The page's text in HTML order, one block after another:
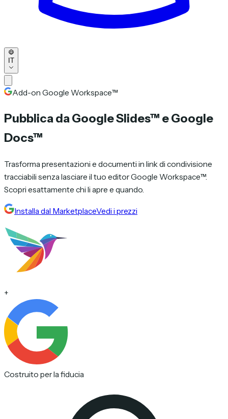
IT
Add-on Google Workspace™
Pubblica daGoogle Slides™ eGoogle
Docs™
Trasforma presentazioni e documenti in link di condivisione
tracciabili senza lasciare il tuo editor Google Workspace™.
Scopri esattamente chi li apre e quando.
Installa dal MarketplaceVedi i prezzi
+
Costruito per la fiducia